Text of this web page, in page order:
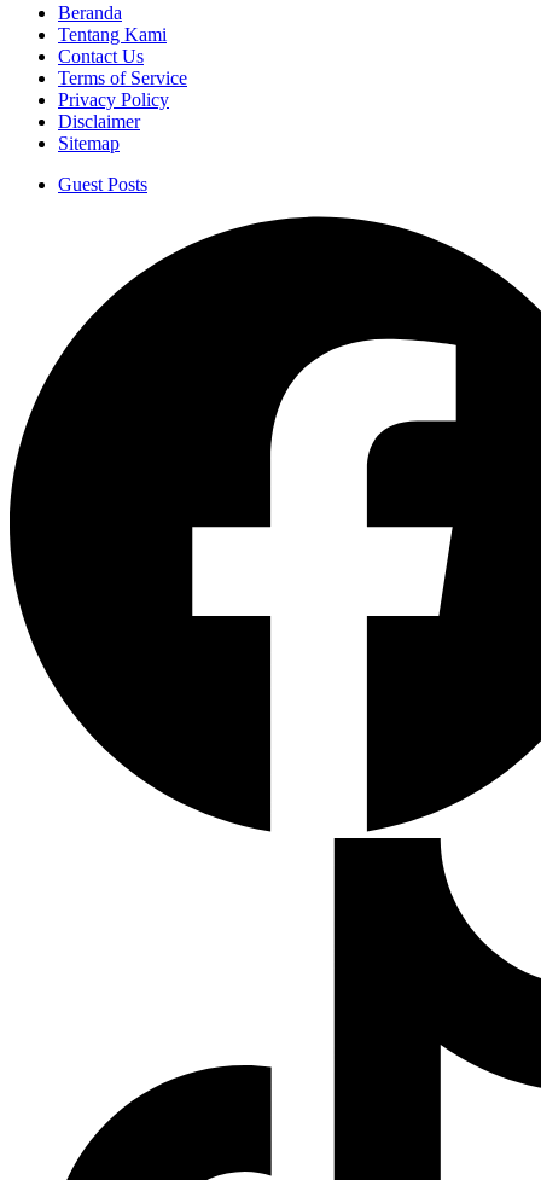
Beranda
Tentang Kami
Contact Us
Terms of Service
Privacy Policy
Disclaimer
Sitemap
Guest Posts